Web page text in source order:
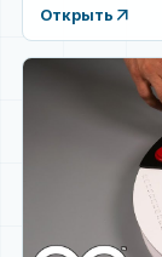
Открыть arrow_outward